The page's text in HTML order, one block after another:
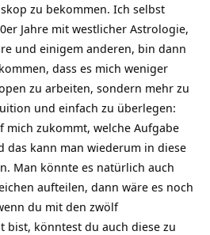
zu bekommen. Ich selbst
Jahre mit westlicher Astrologie,
und einigem anderen, bin dann
dass es mich weniger
zu arbeiten, sondern mehr zu
und einfach zu überlegen:
mich zukommt, welche Aufgabe
das kann man wiederum in diese
Man könnte es natürlich auch
aufteilen, dann wäre es noch
du mit den zwölf
bist, könntest du auch diese zu